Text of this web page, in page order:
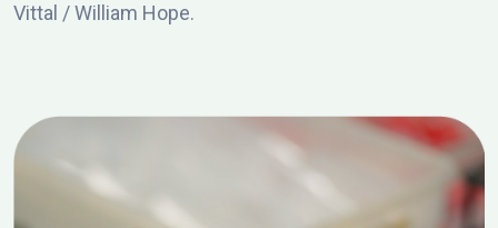
Vittal / William Hope.